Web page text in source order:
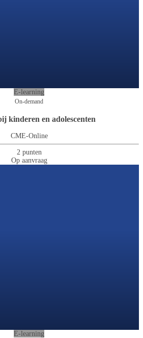
E-learning
On-demand
kinderen en adolescenten
CME-Online
2 punten
Op aanvraag
E-learning